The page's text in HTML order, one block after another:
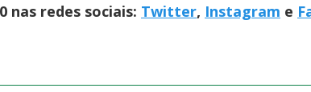
nas redes sociais: Twitter, Instagram e